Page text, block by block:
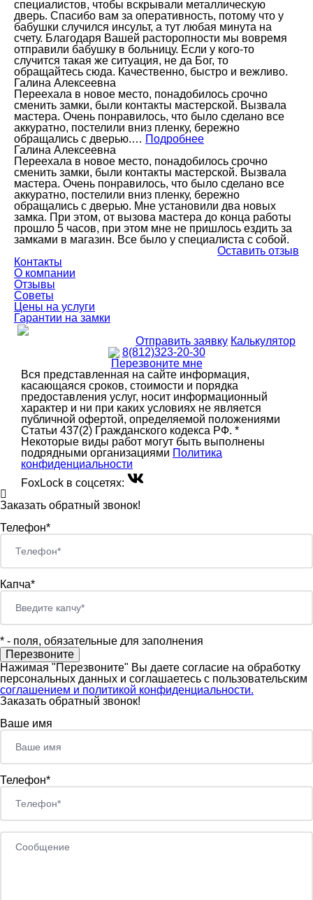
специалистов, чтобы вскрывали металлическую
дверь. Спасибо вам за оперативность, потому что у
бабушки случился инсульт, а тут любая минута на
счету. Благодаря Вашей расторопности мы вовремя
отправили бабушку в больницу. Если у кого-то
случится такая же ситуация, не да Бог, то
обращайтесь сюда. Качественно, быстро и вежливо.
Галина Алексеевна
Переехала в новое место, понадобилось срочно
сменить замки, были контакты мастерской. Вызвала
мастера. Очень понравилось, что было сделано все
аккуратно, постелили вниз пленку, бережно
обращались с дверью.… Подробнее
Галина Алексеевна
Переехала в новое место, понадобилось срочно
сменить замки, были контакты мастерской. Вызвала
мастера. Очень понравилось, что было сделано все
аккуратно, постелили вниз пленку, бережно
обращались с дверью. Мне установили два новых
замка. При этом, от вызова мастера до конца работы
прошло 5 часов, при этом мне не пришлось ездить за
замками в магазин. Все было у специалиста с собой.
Оставить отзыв
Контакты
О компании
Отзывы
Советы
Цены на услуги
Гарантии на замки
Отправить заявку Калькулятор
8(812)323-20-30
Перезвоните мне
Вся представленная на сайте информация,
касающаяся сроков, стоимости и порядка
предоставления услуг, носит информационный
характер и ни при каких условиях не является
публичной офертой, определяемой положениями
Статьи 437(2) Гражданского кодекса РФ. *
Некоторые виды работ могут быть выполнены
подрядными организациями Политика
конфиденциальности
FoxLock в соцсетях:
Заказать обратный звонок!
Телефон*
Капча*
* - поля, обязательные для заполнения
Нажимая "Перезвоните" Вы даете согласие на обработку
персональных данных и соглашаетесь c пользовательским
соглашением и политикой конфиденциальности.
Заказать обратный звонок!
Ваше имя
Телефон*